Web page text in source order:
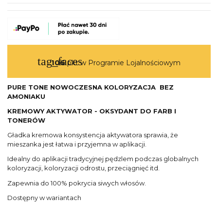
tag_faces
106pkt w Programie Lojalnościowym
PURE TONE NOWOCZESNA KOLORYZACJA BEZ
AMONIAKU
KREMOWY AKTYWATOR - OKSYDANT DO FARB I
TONERÓW
Gładka kremowa konsystencja aktywatora sprawia, że
mieszanka jest łatwa i przyjemna w aplikacji.
Idealny do aplikacji tradycyjnej pędzlem podczas globalnych
koloryzacji, koloryzacji odrostu, przeciągnięć itd.
Zapewnia do 100% pokrycia siwych włosów.
Dostępny w wariantach